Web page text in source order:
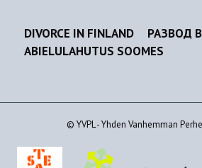
DIVORCE IN FINLAND
РАЗВОД
ABIELULAHUTUS SOOMES
© YVPL - Yhden Vanhemman